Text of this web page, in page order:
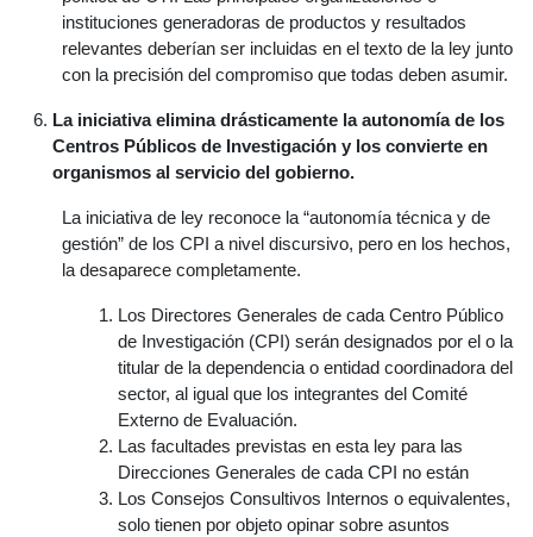
instituciones generadoras de productos y resultados
relevantes deberían ser incluidas en el texto de la ley junto
con la precisión del compromiso que todas deben asumir.
La iniciativa elimina drásticamente la autonomía de los
Centros Públicos de Investigación y los convierte en
organismos al servicio del gobierno.
La iniciativa de ley reconoce la “autonomía técnica y de
gestión” de los CPI a nivel discursivo, pero en los hechos,
la desaparece completamente.
Los Directores Generales de cada Centro Público
de Investigación (CPI) serán designados por el o la
titular de la dependencia o entidad coordinadora del
sector, al igual que los integrantes del Comité
Externo de Evaluación.
Las facultades previstas en esta ley para las
Direcciones Generales de cada CPI no están
Los Consejos Consultivos Internos o equivalentes,
solo tienen por objeto opinar sobre asuntos